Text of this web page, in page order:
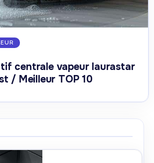
centrale vapeur laurastar
/ Meilleur TOP 10